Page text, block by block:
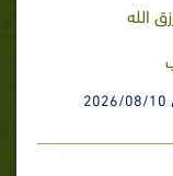
الله
2026/08/10